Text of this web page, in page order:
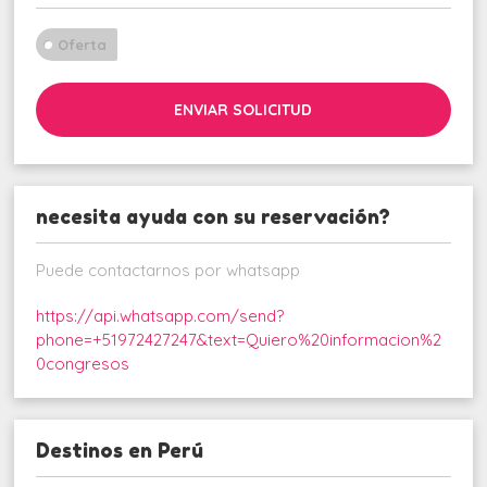
Oferta
ENVIAR SOLICITUD
necesita ayuda con su reservación?
Puede contactarnos por whatsapp
https://api.whatsapp.com/send?
phone=+51972427247&text=Quiero%20informacion%2
0congresos
Destinos en Perú